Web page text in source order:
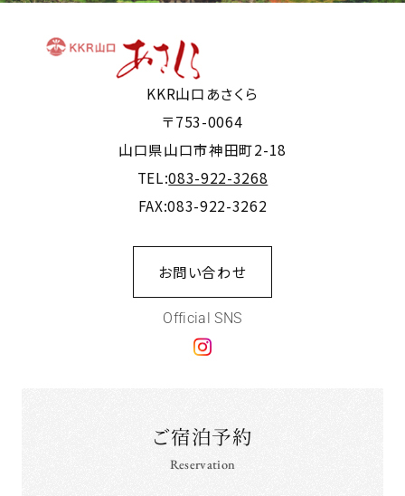
KKR山口あさくら
〒753-0064
山口県山口市神田町2-18
TEL:083-922-3268
FAX:083-922-3262
お問い合わせ
Official SNS
ご宿泊予約
Reservation